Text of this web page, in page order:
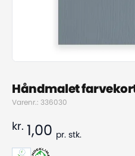
Håndmalet
Varenr.: 336030
kr. 1,00 pr. stk.